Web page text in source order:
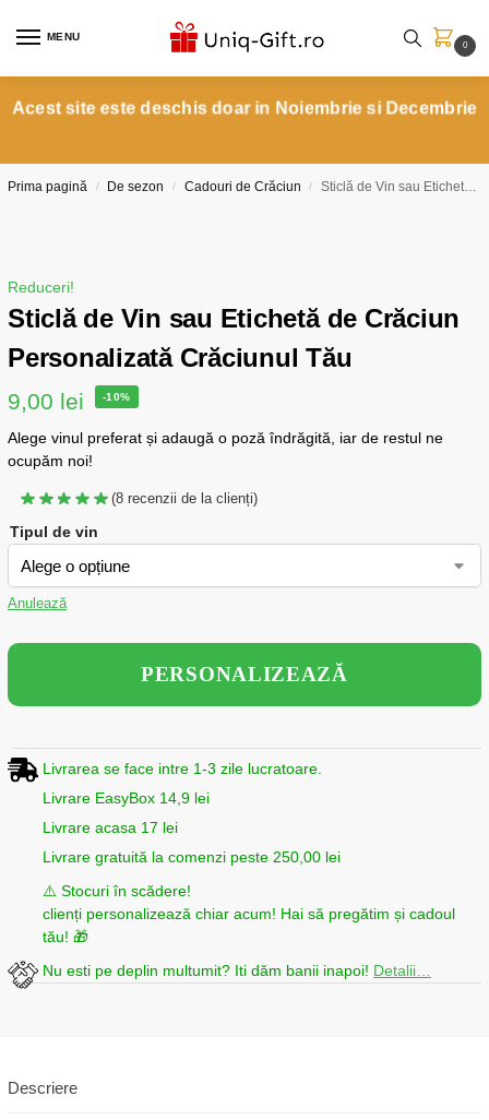
MENU
0
Acest site este deschis doar in Noiembrie si Decembrie
Prima pagină / De sezon / Cadouri de Crăciun / Sticlă de Vin sau Etichetă de Crăciun Personalizată Crăciunul Tău
Reduceri!
Sticlă de Vin sau Etichetă de Crăciun
Personalizată Crăciunul Tău
9,00 lei -10%
Alege vinul preferat și adaugă o poză îndrăgită, iar de restul ne
ocupăm noi!
(8 recenzii de la clienți)
Tipul de vin
Anulează
PERSONALIZEAZĂ
Livrarea se face intre 1-3 zile lucratoare.
Livrare EasyBox 14,9 lei
Livrare acasa 17 lei
Livrare gratuită la comenzi peste 250,00 lei
⚠️ Stocuri în scădere!
clienți personalizează chiar acum! Hai să pregătim și cadoul
tău! 🎁
Nu esti pe deplin multumit? Iti dăm banii inapoi! Detalii…
Descriere